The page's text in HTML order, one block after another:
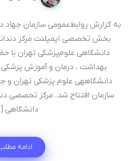
به گزارش روابط‌عمومی سازمان جهاد
بخش تخصصی ایمپلنت مرکز
دانشگاهی علوم‌‌پزشکی تهران با
بهداشت ، درمان و آموزش
دانشگاههی علوم پزشکی تهران و
سازمان افتتاح شد. مرکز تخصصی
دانشگاهی
ادامه